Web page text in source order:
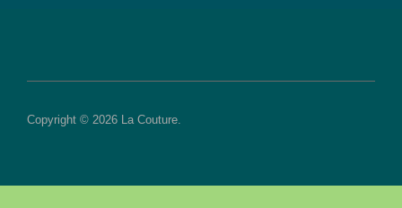
Copyright © 2026 La Couture.